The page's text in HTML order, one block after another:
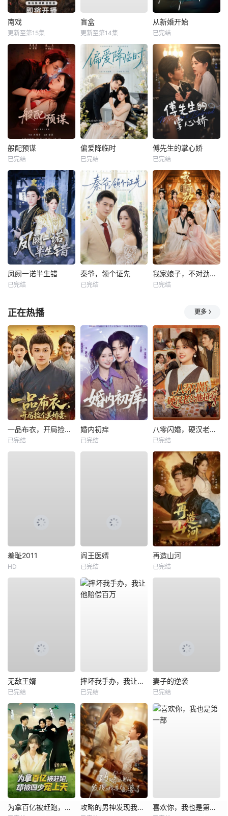
南戏
更新至第15集
盲盒
更新至第14集
从新婚开始
已完结
般配预谋
已完结
偏爱降临时
已完结
傅先生的掌心娇
已完结
凤阙一诺半生错
已完结
秦爷，领个证先
已完结
我家娘子，不对劲第四季
已完结
正在热播 更多
一品布衣，开局捡个美娇妻
已完结
婚内初痒
已完结
八零闪婚，硬汉老公他超爱
已完结
羞耻2011
HD
阎王医婿
已完结
再造山河
已完结
无敌王婿
已完结
摔坏我手办，我让他赔偿百万
已完结
妻子的逆袭
已完结
为拿百亿被赶跑，却被四少宠上天 攻略的男神发现我是富婆了 喜欢你，我也是第一部